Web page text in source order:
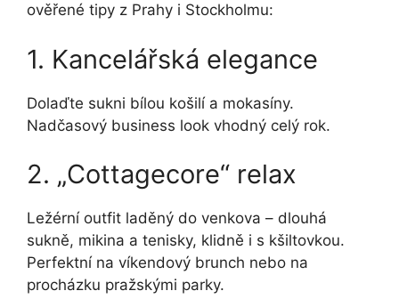
ověřené tipy z Prahy i Stockholmu:
1. Kancelářská elegance
Dolaďte sukni bílou košilí a mokasíny.
Nadčasový business look vhodný celý rok.
2. „Cottagecore“ relax
Ležérní outfit laděný do venkova – dlouhá
sukně, mikina a tenisky, klidně i s kšiltovkou.
Perfektní na víkendový brunch nebo na
procházku pražskými parky.